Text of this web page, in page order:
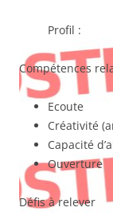
Profil :
Compétences
Ecoute
Créativité
Capacité
Ouverture
Défis à relever